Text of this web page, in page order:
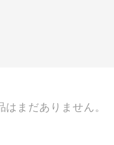
まだありません。